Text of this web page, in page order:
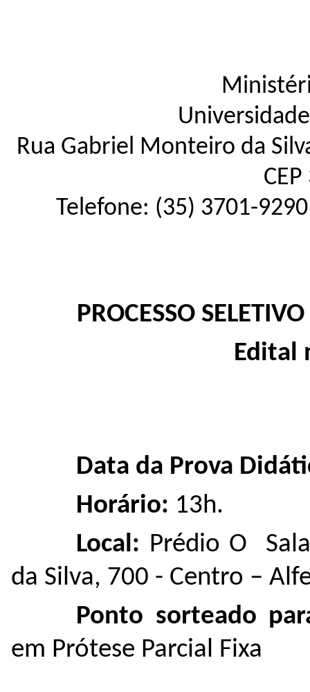
Rua Gabriel Monteiro da
Telefone: (35) 3701-
PROCESSO
Edital
Data da Prova
Horário: 13h.
Local: Prédio O
da Silva, 700 - Centro –
Ponto sorteado
em Prótese Parcial Fixa